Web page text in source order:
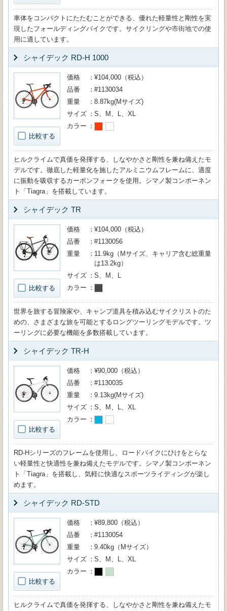
車体をコンパクトにたたむことができる、優れた軽量性と剛性を実
現したフォールディングバイクです。サイクリングや市街地での使
用に適しています。
シャイデック RD-H 1000
比較する
価格
¥104,000（税込）
品番
#1130034
重量
8.87kg(Mサイズ)
サイズ
S、M、L、XL
カラー
ヒルクライムで真価を発揮する、しなやかさと剛性を兼ね備えたモ
デルです。徹底した軽量化を施したアルミニウムフレームに、適度
に振動を吸収するカーボンフォークを使用。シマノ製コンポーネン
ト「Tiagra」を搭載しています。
シャイデック TR
比較する
価格
¥104,000（税込）
品番
#1130056
重量
11.9kg（Mサイズ、キャリア含む総重量
は13.2kg）
サイズ
S、M、L
カラー
世界を旅する冒険家や、キャンプ道具を積み込むサイクリストのた
めの、さまざまな旅を可能とするロングツーリングモデルです。ツ
ーリングに必要な機能を多数搭載しています。
シャイデック TR-H
比較する
価格
¥90,000（税込）
品番
#1130035
重量
9.13kg(Mサイズ)
サイズ
S、M、L、XL
カラー
RD-Hシリーズのフレームを使用し、ロードバイクにひけをとらな
い軽量性と快適性を兼ね備えたモデルです。シマノ製コンポーネン
ト「Tiagra」を搭載し、気軽に快適なスポーツライディングが楽し
めます。
シャイデック RD-STD
比較する
価格
¥89,800（税込）
品番
#1130054
重量
9.40kg（Mサイズ）
サイズ
S、M、L、XL
カラー
ヒルクライムで真価を発揮する、しなやかさと剛性を兼ね備えたモ